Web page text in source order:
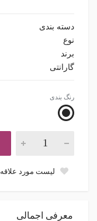
دسته بندی
نوع
برند
گارانتی
رنگ بندی
لیست مورد علاقه
معرفی اجمالی